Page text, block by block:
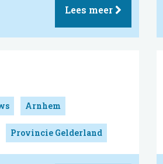
Lees meer
Arnhem
Provincie Gelderland